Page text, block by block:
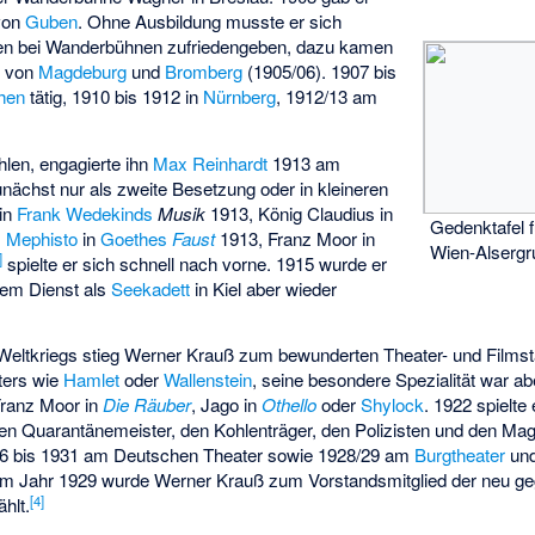
Gedenktafel
Wien-
Guben. Ohne Ausbildung musste er sich
bei Wanderbühnen zufriedengeben, dazu kamen
von Magdeburg und Bromberg (1905/06). 1907 bis
tätig, 1910 bis 1912 in Nürnberg, 1912/13 am
engagierte ihn Max Reinhardt 1913 am
nur als zweite Besetzung oder in kleineren
Frank Wedekinds Musik 1913, König Claudius in
Mephisto inGoethes Faust1913, Franz Moor in
] spielte er sich schnell nach vorne. 1915 wurde er
Dienst alsSeekadett in Kiel aber wieder
stieg Werner Krauß zum bewunderten Theater- und
wie HamletoderWallenstein, seine besondere Spezialität war
Moor inDie Räuber, Jago inOthellooderShylock. 1922
Quarantänemeister, den Kohlenträger, den Polizisten und den
bis 1931 am Deutschen Theater sowie 1928/29 am Burgtheater
Jahr 1929 wurde Werner Krauß zum Vorstandsmitglied der neu
[4]